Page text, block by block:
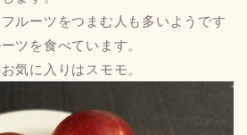
ルーツをつまむ人も多いようです
ツを食べています。
気に入りはスモモ。